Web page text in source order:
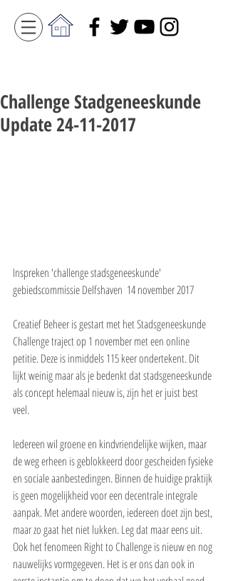
Challenge Stadgeneeskunde
Update 24-11-2017
Inspreken 'challenge stadsgeneeskunde'
gebiedscommissie Delfshaven  14 november 2017
Creatief Beheer is gestart met het Stadsgeneeskunde
Challenge traject op 1 november met een online
petitie. Deze is inmiddels 115 keer ondertekent. Dit
lijkt weinig maar als je bedenkt dat stadsgeneeskunde
als concept helemaal nieuw is, zijn het er juist best
veel.
Iedereen wil groene en kindvriendelijke wijken, maar
de weg erheen is geblokkeerd door gescheiden fysieke
en sociale aanbestedingen. Binnen de huidige praktijk
is geen mogelijkheid voor een decentrale integrale
aanpak. Met andere woorden, iedereen doet zijn best,
maar zo gaat het niet lukken. Leg dat maar eens uit.
Ook het fenomeen Right to Challenge is nieuw en nog
nauwelijks vormgegeven. Het is er ons dan ook in